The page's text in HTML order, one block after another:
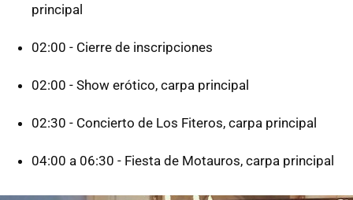
principal
02:00 - Cierre de inscripciones
02:00 - Show erótico, carpa principal
02:30 - Concierto de Los Fiteros, carpa principal
04:00 a 06:30 - Fiesta de Motauros, carpa principal